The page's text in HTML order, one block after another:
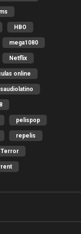
HBO
mega1080
Netflix
online
pelispop
repelis
Terror